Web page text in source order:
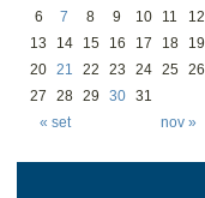
« set nov »
6
7 8 9 10 11
12
13
14 15 16 17 18
19
20 21 22 23 24 25 26
27
28 29 30 31